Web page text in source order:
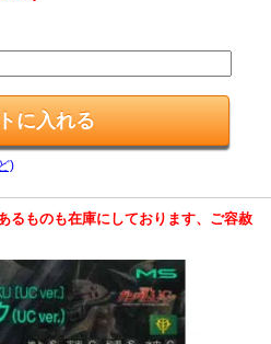
)
るものも在庫にしております、ご容赦